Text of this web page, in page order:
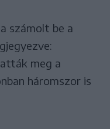
számolt be a
meg a
háromszor is